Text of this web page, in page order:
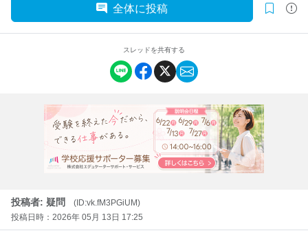
全体に投稿
スレッドを共有する
投稿者: 疑問
(ID:vk.fM3PGiUM)
投稿日時：2026年 05月 13日 17:25